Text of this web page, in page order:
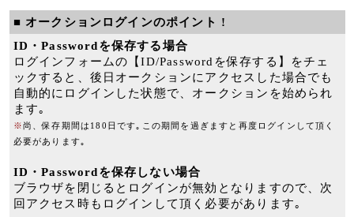
■ オークションログインのポイント !
ID・Passwordを保存する場合
ログインフォームの【ID/Passwordを保存する】をチェ
ックすると、後日オークションにアクセスした場合でも
自動的にログインした状態で、オークションを始められ
ます｡
※尚、保存期間は180日です｡この期間を過ぎますと再度ログインして頂く
必要があります｡
ID・Passwordを保存しない場合
ブラウザを閉じるとログインが無効となりますので、次
回アクセス時もログインして頂く必要があります｡